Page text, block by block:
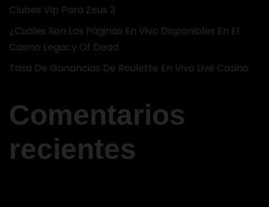
Clubes Vip Para Zeus 3
¿Cuáles Son Las Páginas En Vivo Disponibles En El
Casino Legacy Of Dead
Tasa De Ganancias De Roulette En Vivo Live Casino
Comentarios
recientes